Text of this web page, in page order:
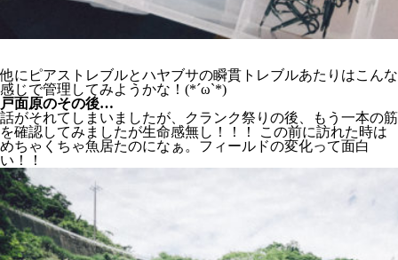
他にピアストレブルとハヤブサの瞬貫トレブルあたりはこんな
感じで管理してみようかな！(*´ω`*)
戸面原のその後…
話がそれてしまいましたが、クランク祭りの後、もう一本の筋
を確認してみましたが生命感無し！！！ この前に訪れた時は
めちゃくちゃ魚居たのになぁ。フィールドの変化って面白
い！！